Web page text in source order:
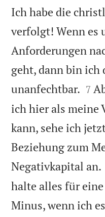
Ich habe die
verfolgt! Wenn es
Anforderungen
geht, dann bin ich
unanfechtbar. 

7
ich hier als meine
kann, sehe ich
Beziehung zum
Negativkapital an.
halte alles für
Minus, wenn ich